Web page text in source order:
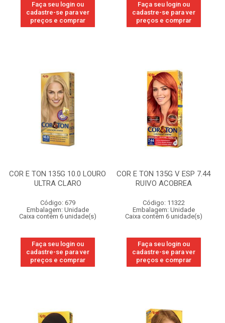
Faça seu login ou
cadastre-se para ver
preços e comprar
Faça seu login ou
cadastre-se para ver
preços e comprar
COR E TON 135G 10.0 LOURO
ULTRA CLARO
Código: 679
Embalagem: Unidade
Caixa contém 6 unidade(s)
Faça seu login ou
cadastre-se para ver
preços e comprar
COR E TON 135G V ESP 7.44
RUIVO ACOBREA
Código: 11322
Embalagem: Unidade
Caixa contém 6 unidade(s)
Faça seu login ou
cadastre-se para ver
preços e comprar